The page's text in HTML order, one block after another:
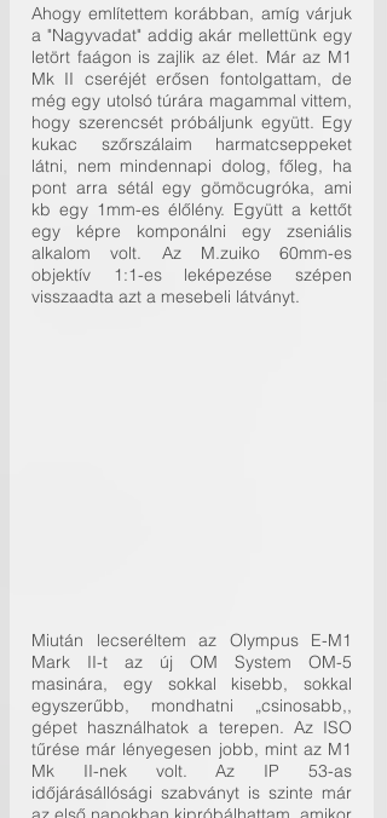
Ahogy említettem korábban, amíg várjuk
a "Nagyvadat" addig akár mellettünk egy
letört faágon is zajlik az élet. Már az M1
Mk II cseréjét erősen fontolgattam, de
még egy utolsó túrára magammal vittem,
hogy szerencsét próbáljunk együtt. Egy
kukac szőrszálaim harmatcseppeket
látni, nem mindennapi dolog, főleg, ha
pont arra sétál egy gömöcugróka, ami
kb egy 1mm-es élőlény. Együtt a kettőt
egy képre komponálni egy zseniális
alkalom volt. Az M.zuiko 60mm-es
objektív 1:1-es leképezése szépen
visszaadta azt a mesebeli látványt.
Miután lecseréltem az Olympus E-M1
Mark II-t az új OM System OM-5
masinára, egy sokkal kisebb, sokkal
egyszerűbb, mondhatni „csinosabb,,
gépet használhatok a terepen. Az ISO
tűrése már lényegesen jobb, mint az M1
Mk II-nek volt. Az IP 53-as
időjárásállósági szabványt is szinte már